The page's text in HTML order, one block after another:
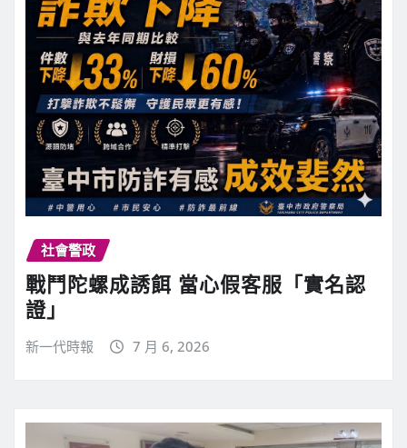
社會警政
戰鬥陀螺成誘餌 當心假客服「實名認
證」
新一代時報 7 月 6, 2026